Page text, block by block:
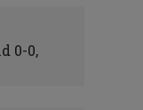
0-0,